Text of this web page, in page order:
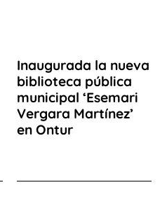
Inaugurada la nueva
biblioteca pública
municipal ‘Esemari
Vergara Martínez’
en Ontur